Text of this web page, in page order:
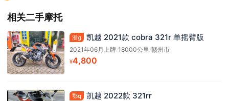
相关二手摩托
浙g 凯越 2021款 cobra 321r 单摇臂版
2021年06月上牌/18000公里 /赣州市
¥4,800
鄂q 凯越 2022款 321rr